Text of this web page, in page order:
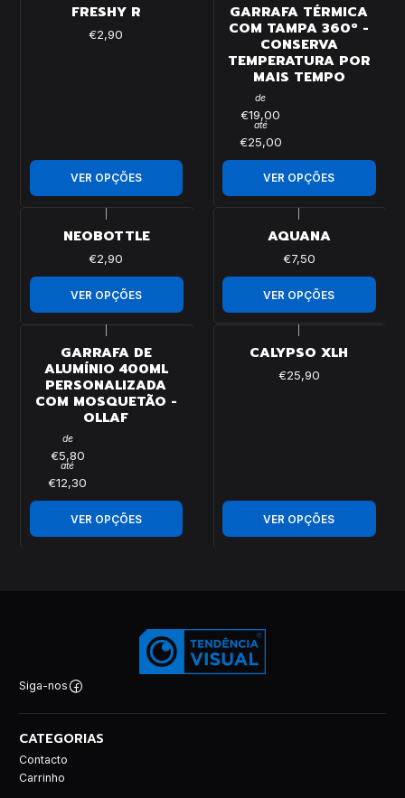
FRESHY R
€2,90
VER OPÇÕES
GARRAFA TÉRMICA
COM TAMPA 360º -
CONSERVA
TEMPERATURA POR
MAIS TEMPO
de
€19,00
até
€25,00
VER OPÇÕES
NEOBOTTLE
€2,90
VER OPÇÕES
AQUANA
€7,50
VER OPÇÕES
GARRAFA DE
ALUMÍNIO 400ML
PERSONALIZADA
COM MOSQUETÃO -
OLLAF
de
€5,80
até
€12,30
VER OPÇÕES
CALYPSO XLH
€25,90
VER OPÇÕES
Siga-nos
CATEGORIAS
Contacto
Carrinho